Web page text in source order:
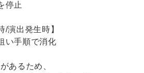
停止
/演出発生時】
い手順で消化
あるため、